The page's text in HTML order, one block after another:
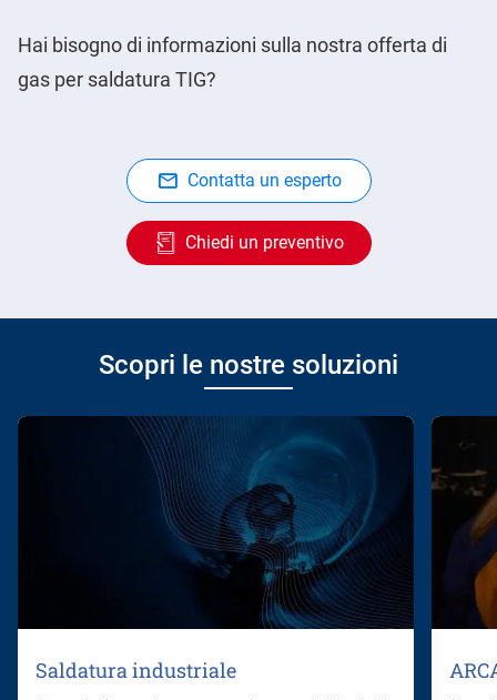
Hai bisogno di informazioni sulla nostra offerta di
gas per saldatura TIG?
Contatta un esperto
Chiedi un preventivo
Scopri le nostre soluzioni
Saldatura industriale